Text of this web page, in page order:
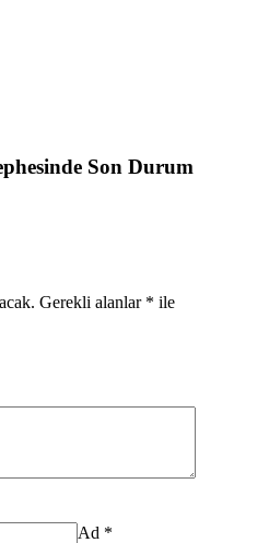
Son Durum
Gerekli alanlar * ile
Ad *